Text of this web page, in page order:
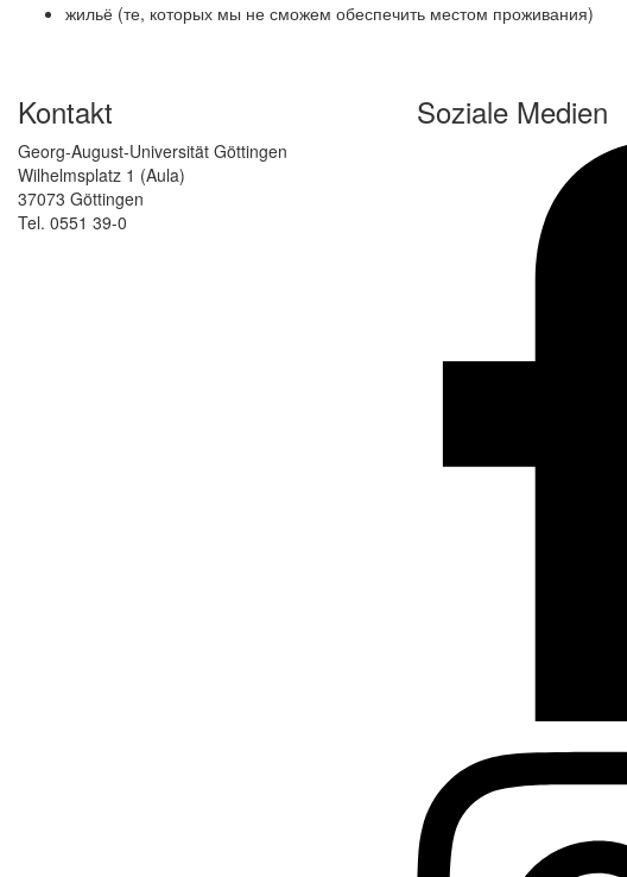
жильё (те, которых мы не сможем обеспечить местом проживания)
Kontakt
Georg-August-Universität Göttingen
Wilhelmsplatz 1 (Aula)
37073 Göttingen
Tel. 0551 39-0
Soziale Medien